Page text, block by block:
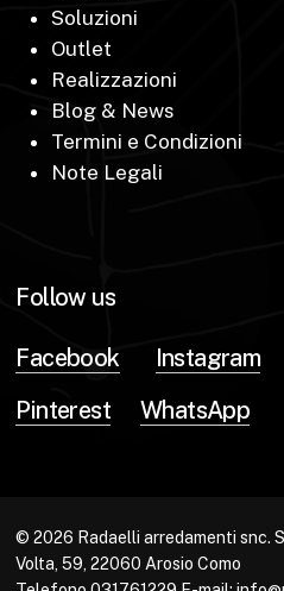
Soluzioni
Outlet
Realizzazioni
Blog & News
Termini e Condizioni
Note Legali
Follow us
Facebook Instagram
Pinterest
WhatsApp
© 2026 Radaelli arredamenti snc.
Volta, 59, 22060 Arosio Como